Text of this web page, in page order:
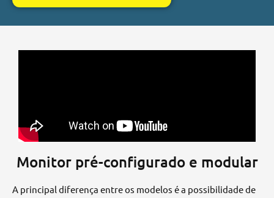
Monitor pré-configurado e modular
A principal diferença entre os modelos é a possibilidade de